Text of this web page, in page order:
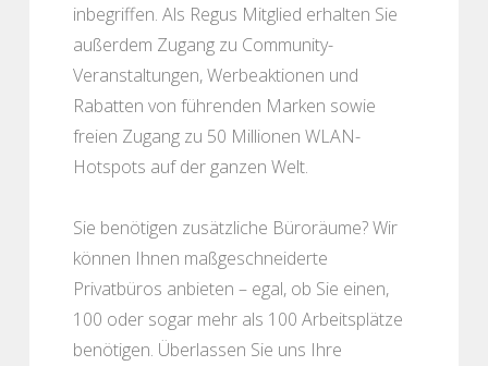
inbegriffen. Als Regus Mitglied erhalten Sie
außerdem Zugang zu Community-
Veranstaltungen, Werbeaktionen und
Rabatten von führenden Marken sowie
freien Zugang zu 50 Millionen WLAN-
Hotspots auf der ganzen Welt.
Sie benötigen zusätzliche Büroräume? Wir
können Ihnen maßgeschneiderte
Privatbüros anbieten – egal, ob Sie einen,
100 oder sogar mehr als 100 Arbeitsplätze
benötigen. Überlassen Sie uns Ihre